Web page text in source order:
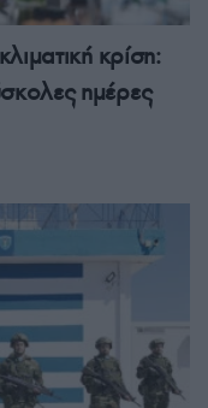
κρίση:
ημέρες